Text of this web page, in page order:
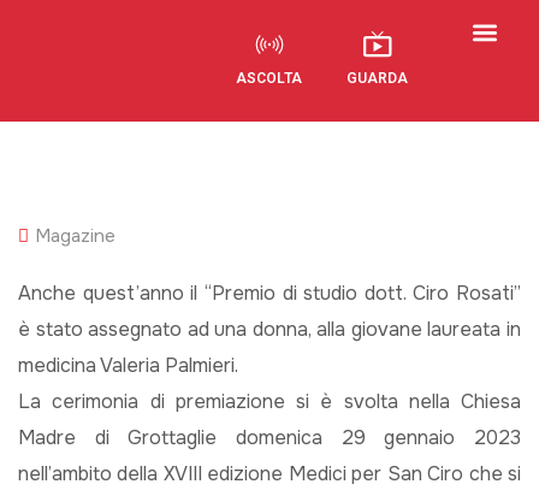
ASCOLTA GUARDA
Magazine
Anche quest’anno il “Premio di studio dott. Ciro Rosati”
è stato assegnato ad una donna, alla giovane laureata in
medicina Valeria Palmieri.
La cerimonia di premiazione si è svolta nella Chiesa
Madre di Grottaglie domenica 29 gennaio 2023
nell’ambito della XVIII edizione Medici per San Ciro che si